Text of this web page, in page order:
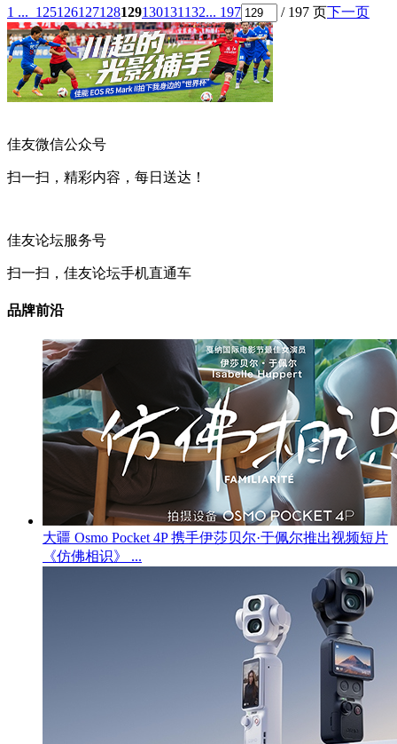
1 ... 125126127128129130131 132... 197 / 197 页下一页
佳友微信公众号
扫一扫，精彩内容，每日送达！
佳友论坛服务号
扫一扫，佳友论坛手机直通车
品牌前沿
大疆 Osmo Pocket 4P 携手伊莎贝尔·于佩尔推出视频短片
《仿佛相识》 ...